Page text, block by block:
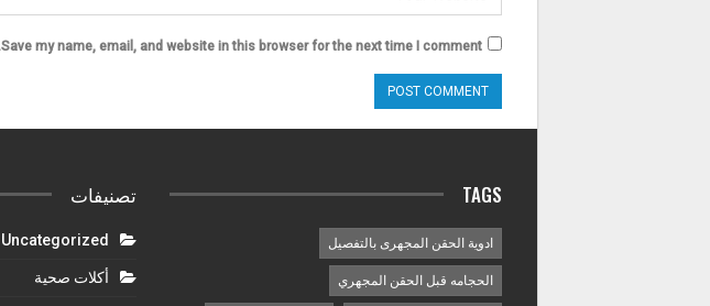
Save my name, email, and website in this browser for the next time I comment.
TAGS
ادوية الحقن المجهرى بالتفصيل
الحجامه قبل الحقن المجهري
تصنيفات
Uncategorized
أكلات صحية